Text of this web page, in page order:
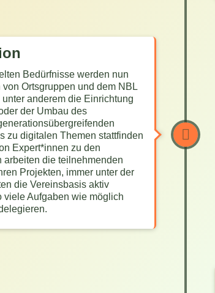
Bedürfnisse werden nun
Ortsgruppen und dem NBL
anderem die Einrichtung
der Umbau des
zu digitalen Themen stattfinden
Expert*innen zu den
arbeiten die teilnehmenden
Projekten, immer unter der
die Vereinsbasis aktiv
viele Aufgaben wie möglich